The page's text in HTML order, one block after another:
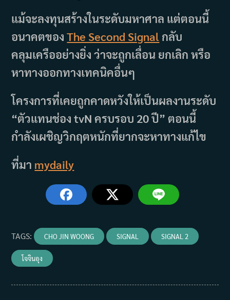
แม้จะลงทุนสร้างในระดับมหาศาล แต่ตอนนี้
อนาคตของThe Second Signal กลับ
คลุมเครืออย่างยิ่ง ว่าจะถูกเลื่อน ยกเลิก หรือ
หาทางออกทางเทคนิคอื่นๆ
โครงการที่เคยถูกคาดหวังให้เป็นผลงานระดับ
“ตัวแทนช่อง tvN ครบรอบ 20 ปี” ตอนนี้
กำลังเผชิญวิกฤตหนักที่ยากจะหาทางแก้ไข
ที่มา mydaily
TAGS: CHO JIN WOONG SIGNAL SIGNAL 2
โจจินอุง